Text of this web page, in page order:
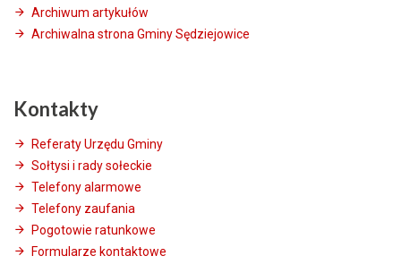
Archiwum artykułów
Archiwalna strona Gminy Sędziejowice
Kontakty
Referaty Urzędu Gminy
Sołtysi i rady sołeckie
Telefony alarmowe
Telefony zaufania
Pogotowie ratunkowe
Formularze kontaktowe